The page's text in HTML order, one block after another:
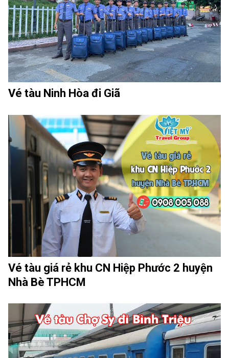
Vé tàu Ninh Hòa đi Giã
Vé tàu giá rẻ khu CN Hiệp Phước 2 huyện
Nhà Bè TPHCM